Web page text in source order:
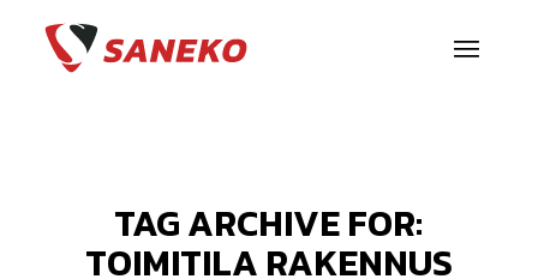
TAG ARCHIVE FOR:
TOIMITILA RAKENNUS